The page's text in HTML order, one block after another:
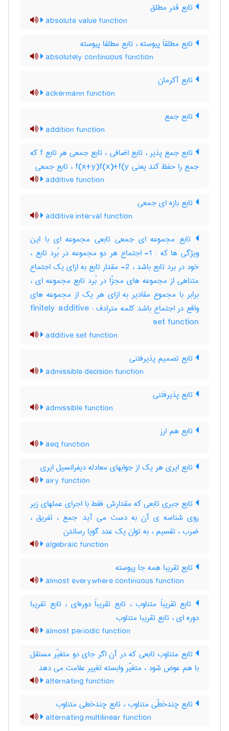
تابع قدر مطلق
absolute value function
تابع مطلقاَ پیوسته ، تابع مطلقا پیوسته
absolutely continuous function
تابع آکرمان
ackermann function
تابع جمع
addition function
تابع جمع پذیر ، تابع اضافی ، تابع جمعی هر تابع f که
جمع را حفظ کند یعنی f(x+y)f(x)+f(y ، تابع جمعی
additive function
تابع بازه ای جمعی
additive interval function
تابع مجموعه ای جمعی تابعی مجموعه ای با این
ویژگی ها که : 1- اجتماع هر دو مجموعه در بُرد تابع ،
خود در برد تابع باشد ، 2- مقدار تابع به ازای یک اجتماع
متناهی از مجموعه های مجزّا در بُرد تابع مجموعه ای ،
برابر با مجموع مقادیر به ازای هر یک از مجموعه های
واقع در اجتماع باشد کلمه مترادف : finitely additive
set function
additive set function
تابع تصمیم پذیرفتنی
admissible decision function
تابع پذیرفتنی
admissible function
تابع هم ارز
aeq function
تابع ایری هر یک از جوابهای معادله دیفرانسیل ایری
airy function
تابع جبری تابعی که مقدارش فقط با اجرای عملهای زیر
روی شناسه ی آن به دست می آید: جمع ، تفریق ،
ضرب ، تقسیم ، به توان یک عدد گویا رساندن
algebraic function
تابع تقریبا همه جا پیوسته
almost everywhere continuous function
تابع تقریباً متناوب ، تابع تقریباً دوره‌ای ، تابع تقریبا
دوره ای ، تابع تقریبا متناوب
almost periodic function
تابع متناوب تابعی که در آن اگر جای دو متغیّر مستقل
با هم عوض شود ، متغیّر وابسته تغییر علامت می دهد
alternating function
تابع چندخطّی متناوب ، تابع چندخطی متناوب
alternating multilinear function